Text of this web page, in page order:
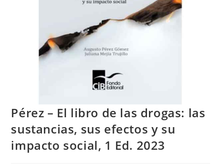
Pérez – El libro de las drogas: las
sustancias, sus efectos y su
impacto social, 1 Ed. 2023